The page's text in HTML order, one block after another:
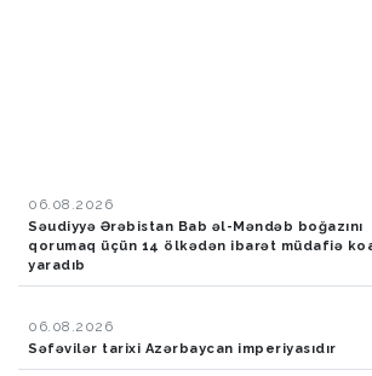
06.08.2026
Səudiyyə Ərəbistan Bab əl-Məndəb boğazını
qorumaq üçün 14 ölkədən ibarət müdafiə
yaradıb
06.08.2026
Səfəvilər tarixi Azərbaycan imperiyasıdır